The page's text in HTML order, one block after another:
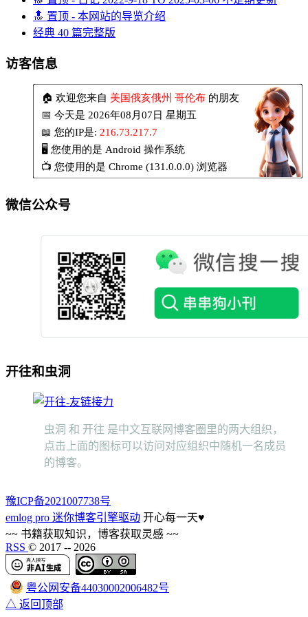
🔝 置顶 - 本网站的导览介绍
经典 40 篇完整版
访客信息
微信公众号
开往和虫洞
虫洞 和 开往 是中文互联网博客圈里的两大组织，
点击上面的图标可以访问对应组织中随机一名成员
的博客。
豫ICP备2021007738号
emlog pro 迷你博客引擎驱动 开心每一天♥
~~ 书籍获取知识，博客获取灵感 ~~
RSS © 2017 -- 2026
粤公网安备44030002006482号
△ 返回顶部